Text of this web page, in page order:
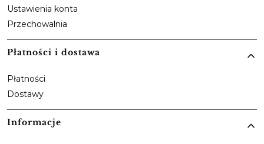
Ustawienia konta
Przechowalnia
Płatności i dostawa
Płatności
Dostawy
Informacje